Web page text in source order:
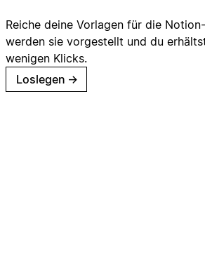
Reiche deine Vorlagen für die
werden sie vorgestellt und du
wenigen Klicks.
Loslegen →